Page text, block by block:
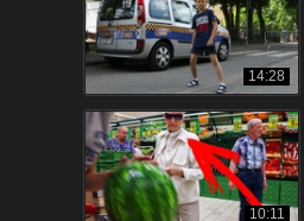
14:28
10:11